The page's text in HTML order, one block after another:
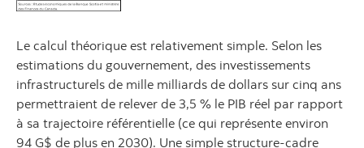
Le calcul théorique est relativement simple. Selon les
estimations du gouvernement, des investissements
infrastructurels de mille milliards de dollars sur cinq ans
permettraient de relever de 3,5 % le PIB réel par rapport
à sa trajectoire référentielle (ce qui représente environ
94 G$ de plus en 2030). Une simple structure-cadre